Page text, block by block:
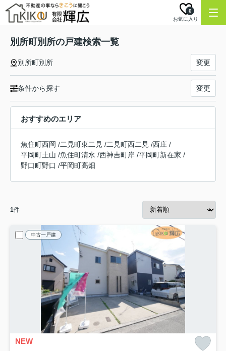
お気に入り
0
別所町別所の戸建検索一覧
別所町別所 変更
条件から探す 変更
おすすめのエリア
魚住町西岡 /二見町東二見 /二見町西二見 /西庄 /
平岡町土山 /魚住町清水 /西神吉町岸 /平岡町新在家 /
野口町野口 /平岡町高畑
1件
中古一戸建
NEW